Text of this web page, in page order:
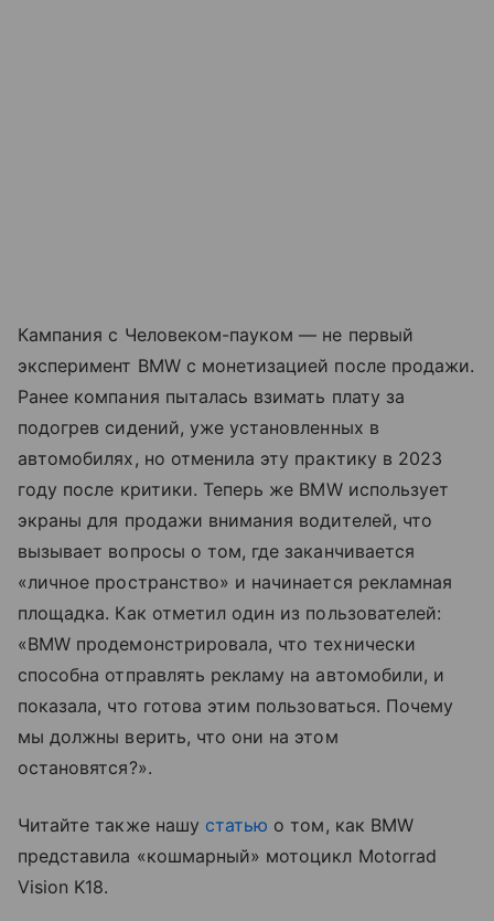
Кампания с Человеком-пауком — не первый
эксперимент BMW с монетизацией после продажи.
Ранее компания пыталась взимать плату за
подогрев сидений, уже установленных в
автомобилях, но отменила эту практику в 2023
году после критики. Теперь же BMW использует
экраны для продажи внимания водителей, что
вызывает вопросы о том, где заканчивается
«личное пространство» и начинается рекламная
площадка. Как отметил один из пользователей:
«BMW продемонстрировала, что технически
способна отправлять рекламу на автомобили, и
показала, что готова этим пользоваться. Почему
мы должны верить, что они на этом
остановятся?».
Читайте также нашу статью о том, как BMW
представила «кошмарный» мотоцикл Motorrad
Vision K18.